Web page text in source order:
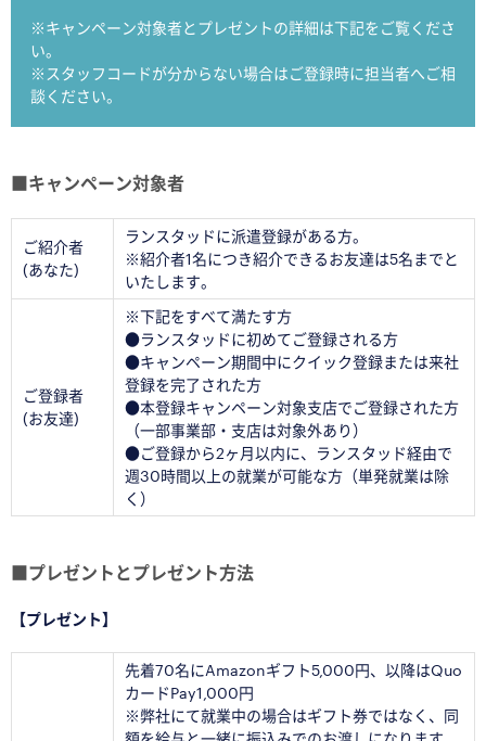
※キャンペーン対象者とプレゼントの詳細は下記をご覧くださ
い。
※スタッフコードが分からない場合はご登録時に担当者へご相
談ください。
■キャンペーン対象者
ご紹介者
(あなた)
ランスタッドに派遣登録がある方。
※紹介者1名につき紹介できるお友達は5名までと
いたします。
ご登録者
(お友達)
※下記をすべて満たす方
●ランスタッドに初めてご登録される方
●キャンペーン期間中にクイック登録または来社
登録を完了された方
●本登録キャンペーン対象支店でご登録された方
（一部事業部・支店は対象外あり）
●ご登録から2ヶ月以内に、ランスタッド経由で
週30時間以上の就業が可能な方（単発就業は除
く）
■プレゼントとプレゼント方法
【プレゼント】
先着70名にAmazonギフト5,000円、以降はQuo
カードPay1,000円
※弊社にて就業中の場合はギフト券ではなく、同